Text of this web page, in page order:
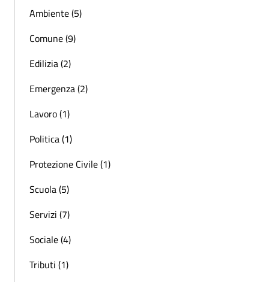
Ambiente (5)
Comune (9)
Edilizia (2)
Emergenza (2)
Lavoro (1)
Politica (1)
Protezione Civile (1)
Scuola (5)
Servizi (7)
Sociale (4)
Tributi (1)